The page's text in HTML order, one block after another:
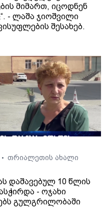
მიმართ, იცოდნენ
- ლაშა ჯიოშვილი
შესახებ.
• თრიალეთის ახალი
დაშავებულ 10 წლის
- ოჯახი
გულგრილობაში